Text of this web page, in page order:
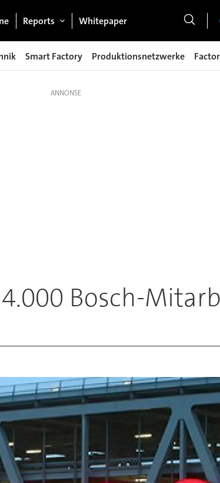
Reports Whitepaper
Smart Factory Produktionsnetzwerke
Bosch-